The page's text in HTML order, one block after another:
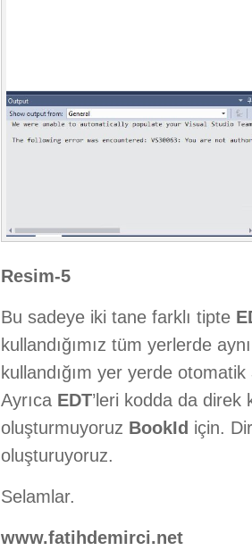
Resim-5
Bu sadeye iki tane farklı tipte
kullandığımız tüm yerlerde
kullandığım yer yerde otomatik
Ayrıca EDT’leri kodda da
oluşturmuyoruz BookId için.
oluşturuyoruz.
Selamlar.
www.fatihdemirci.net